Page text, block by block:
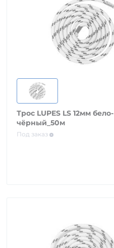
Трос LUPES LS 12мм бело-
чёрный_50м
Под заказ